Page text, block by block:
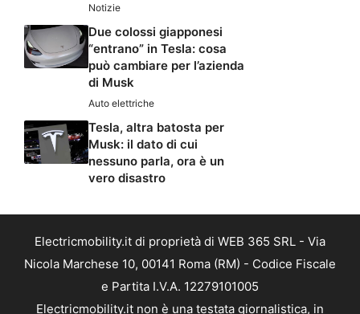
Notizie
Due colossi giapponesi
“entrano” in Tesla: cosa
può cambiare per l’azienda
di Musk
Auto elettriche
Tesla, altra batosta per
Musk: il dato di cui
nessuno parla, ora è un
vero disastro
Electricmobility.it di proprietà di WEB 365 SRL - Via
Nicola Marchese 10, 00141 Roma (RM) - Codice Fiscale
e Partita I.V.A. 12279101005
Electricmobility.it non è una testata giornalistica, in